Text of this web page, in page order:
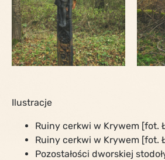
Ilustracje
Ruiny cerkwi w Krywem [fot.
Ruiny cerkwi w Krywem [fot.
Pozostałości dworskiej